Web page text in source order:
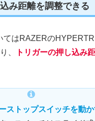
み距離を調整できる
てはRAZERの
、
トリガーの押し込み
ストップスイッチを動